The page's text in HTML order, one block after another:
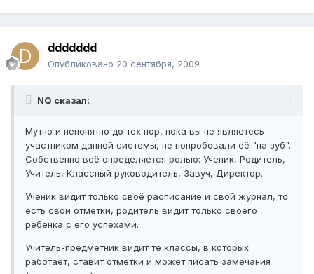
ddddddd
Опубликовано 20 сентября, 2009
NQ сказал:
Мутно и непонятно до тех пор, пока вы не являетесь
участником данной системы, не попробовали её "на зуб".
Собственно всё определяется ролью: Ученик, Родитель,
Учитель, Классный руководитель, Завуч, Директор.
Ученик видит только своё расписание и свой журнал, то
есть свои отметки, родитель видит только своего
ребенка с его успехами.
Учитель-предметник видит те классы, в которых
работает, ставит отметки и может писать замечания